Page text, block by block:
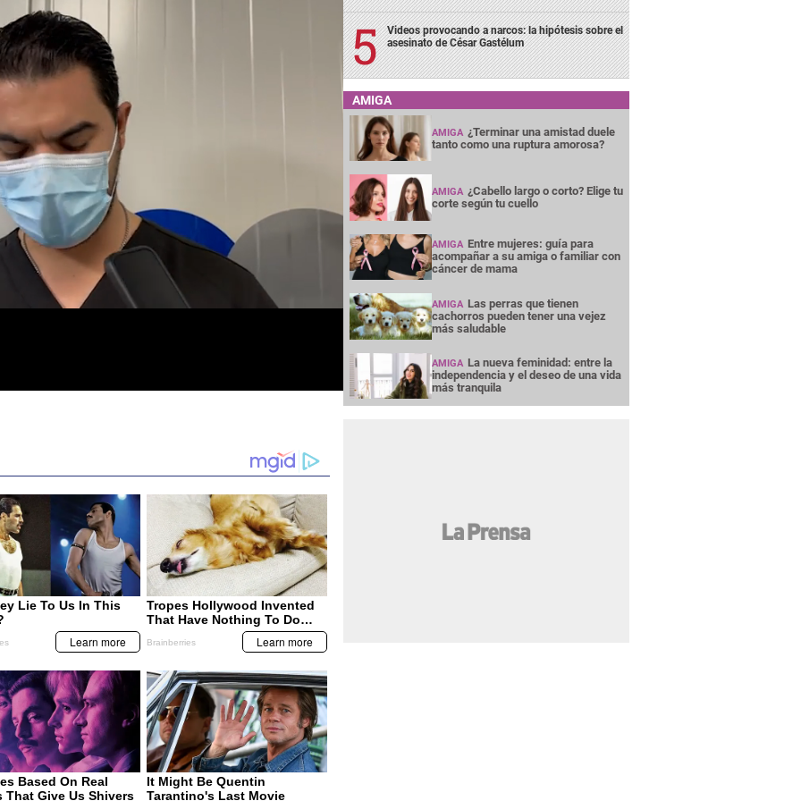
Videos provocando a narcos: la hipótesis sobre el
asesinato de César Gastélum
AMIGA
AMIGA ¿Terminar una amistad duele
tanto como una ruptura amorosa?
AMIGA ¿Cabello largo o corto? Elige tu
corte según tu cuello
AMIGA Entre mujeres: guía para
acompañar a su amiga o familiar con
cáncer de mama
AMIGA Las perras que tienen
cachorros pueden tener una vejez
más saludable
AMIGA La nueva feminidad: entre la
independencia y el deseo de una vida
más tranquila